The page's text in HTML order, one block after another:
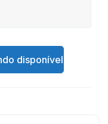
disponível